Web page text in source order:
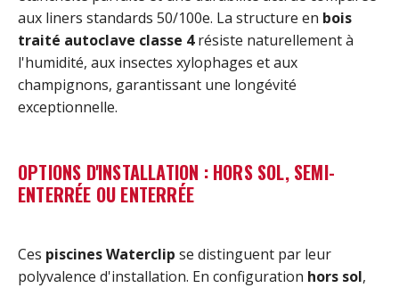
aux liners standards 50/100e. La structure en bois
traité autoclave classe 4résiste naturellement à
l'humidité, aux insectes xylophages et aux
champignons, garantissant une longévité
exceptionnelle.
OPTIONS D'INSTALLATION : HORS SOL, SEMI-
ENTERRÉE OU ENTERRÉE
Ces piscines Waterclip se distinguent par leur
polyvalence d'installation. En configuration hors sol,